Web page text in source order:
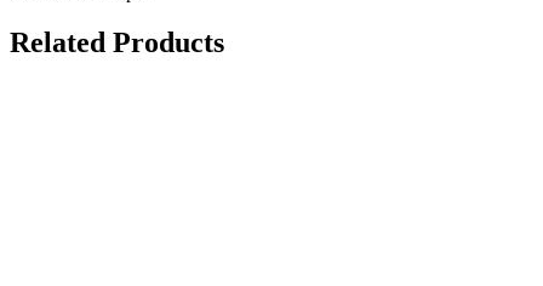
Related Products